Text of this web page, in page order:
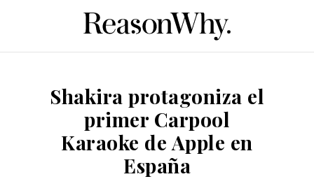
Shakira protagoniza el
primer Carpool
Karaoke de Apple en
España